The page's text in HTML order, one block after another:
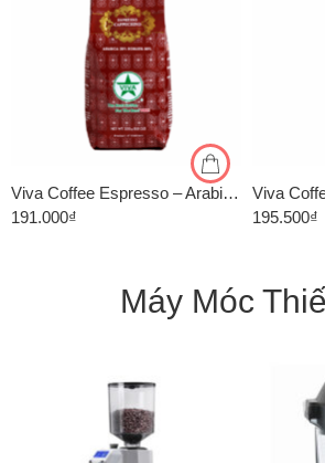
Viva Coffee Espresso – Arabica 20%, Robusta 80% – Cà Phê Pha Máy – Túi 500g
191.000₫
500gr
195.500₫
Máy Móc